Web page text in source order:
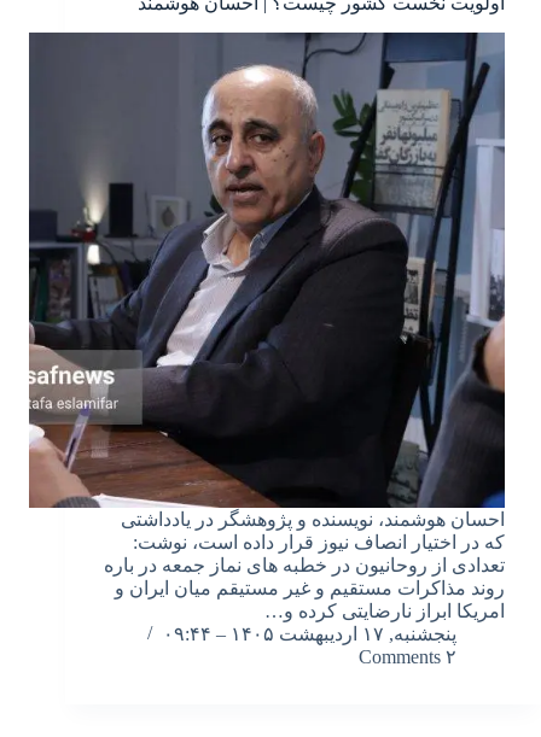
احسان هوشمند، نویسنده و پژوهشگر در یادداشتی
که در اختیار انصاف نیوز قرار داده است، نوشت:
تعدادی از روحانیون در خطبه های نماز جمعه در باره
روند مذاکرات مستقیم و غیر مستیقم میان ایران و
امریکا ابراز نارضایتی کرده و…
پنجشنبه, ۱۷ اردیبهشت ۱۴۰۵ – ۰۹:۴۴
۲ Comments